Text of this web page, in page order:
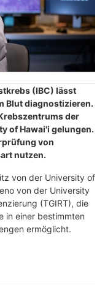
(IBC) lässt
Blut diagnostizieren.
der
of Hawai'i gelungen.
von
nutzen.
von der University of
von der University
(TGIRT), die
in einer bestimmten
ermöglicht.